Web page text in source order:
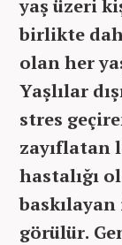
yaş üzeri
birlikte
olan her
Yaşlılar
stres
zayıflatan
hastalığı
görülür.